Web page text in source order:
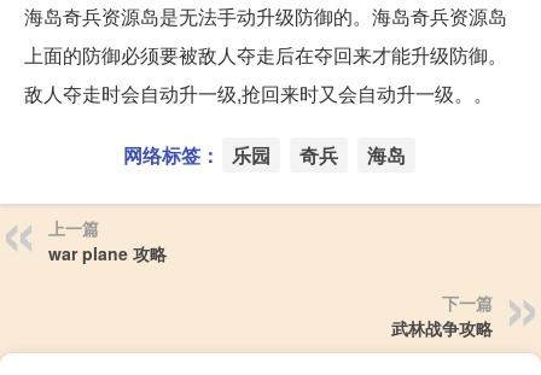
海岛奇兵资源岛是无法手动升级防御的。海岛奇兵资源岛
上面的防御必须要被敌人夺走后在夺回来才能升级防御。
敌人夺走时会自动升一级,抢回来时又会自动升一级。。
网络标签： 乐园 奇兵 海岛
上一篇
war plane 攻略
下一篇
武林战争攻略